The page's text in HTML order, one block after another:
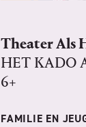
Theater Als
HET KADO
6+
FAMILIE EN